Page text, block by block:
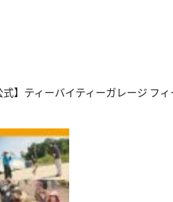
】ティーバイティーガレージ フ